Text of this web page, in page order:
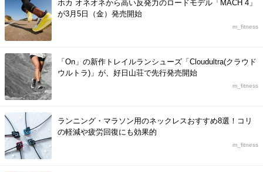
ホカ オネオネから高い反発力のロードモデル「MACH 4」
が3月5日（金）発売開始
m_fitness
「On」の新作トレイルランシューズ「Cloudultra(クラウド
ウルトラ)」が、好日山荘で先行発売開始
m_fitness
ランニング・マラソン用のネックレスおすすめ8選！コリ
の軽減や疲労回復にも効果的
m_fitness